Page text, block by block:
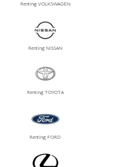
Renting VOLKSWAGEN
Renting NISSAN
Renting TOYOTA
Renting FORD